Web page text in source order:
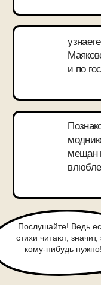
Играл в
П. Н. Фоменко,
факультет, курс
Крымова
Преподаватель
в Gogol School и
Актёр, режиссер,
тренер практик